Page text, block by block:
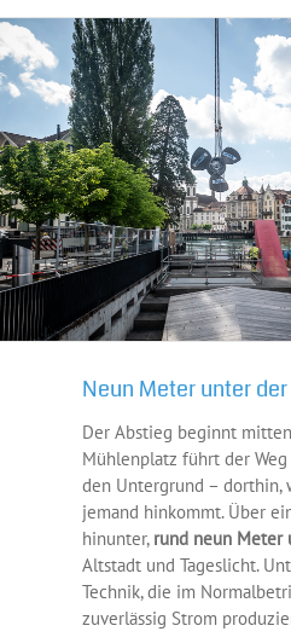
Neun Meter unter
Der Abstieg beginnt
Mühlenplatz führt der
den Untergrund – dorthin,
jemand hinkommt. Über
hinunter, rund neun Meter
Altstadt und Tageslicht.
Technik, die im
zuverlässig Strom